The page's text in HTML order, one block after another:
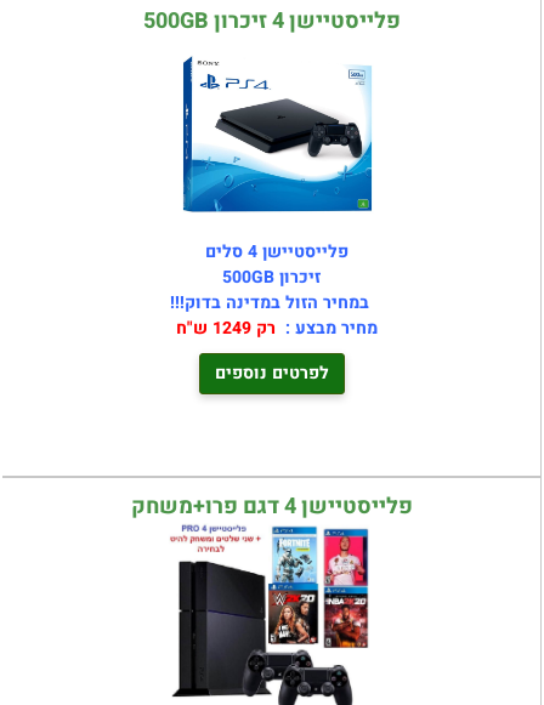
פלייסטיישן 4 זיכרון 500GB
פלייסטיישן 4 סלים
זיכרון 500GB
במחיר הזול במדינה בדוק!!!
מחיר מבצע : רק 1249 ש"ח
לפרטים נוספים
פלייסטיישן 4 דגם פרו+משחק